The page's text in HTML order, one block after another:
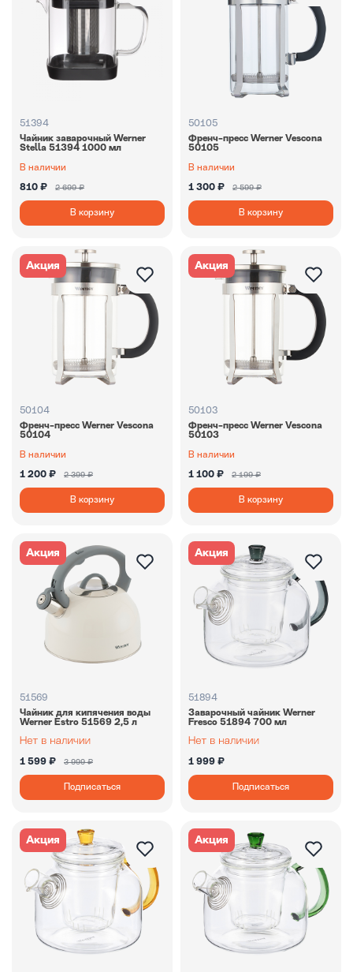
51394
Чайник заварочный Werner
Stella 51394 1000 мл
В наличии
810 ₽ 2 699 ₽
В корзину
50105
Френч-пресс Werner Vescona
50105
В наличии
1 300 ₽ 2 599 ₽
В корзину
Акция
50104
Френч-пресс Werner Vescona
50104
В наличии
1 200 ₽ 2 399 ₽
В корзину
Акция
50103
Френч-пресс Werner Vescona
50103
В наличии
1 100 ₽ 2 199 ₽
В корзину
Акция
51569
Чайник для кипячения воды
Werner Estro 51569 2,5 л
1 599 ₽ 3 999 ₽
Подписаться
Акция
51894
Заварочный чайник Werner
Fresco 51894 700 мл
1 999 ₽
Подписаться
Акция Акция